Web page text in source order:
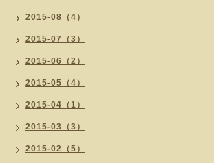
2015-08（4）
2015-07（3）
2015-06（2）
2015-05（4）
2015-04（1）
2015-03（3）
2015-02（5）